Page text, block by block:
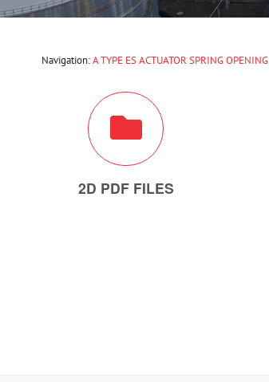
Navigation:A TYPE ES ACTUATOR SPRING OPENING
2D PDF FILES